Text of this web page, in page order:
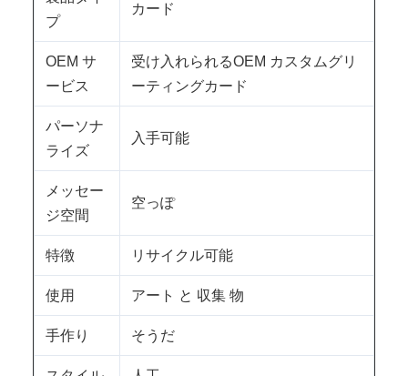
プ
カード
OEM サ
ービス
受け入れられるOEM カスタムグリ
ーティングカード
パーソナ
ライズ
入手可能
メッセー
ジ空間
空っぽ
特徴 リサイクル可能
使用 アート と 収集 物
手作り そうだ